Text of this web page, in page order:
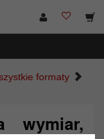
formaty
wymiar,